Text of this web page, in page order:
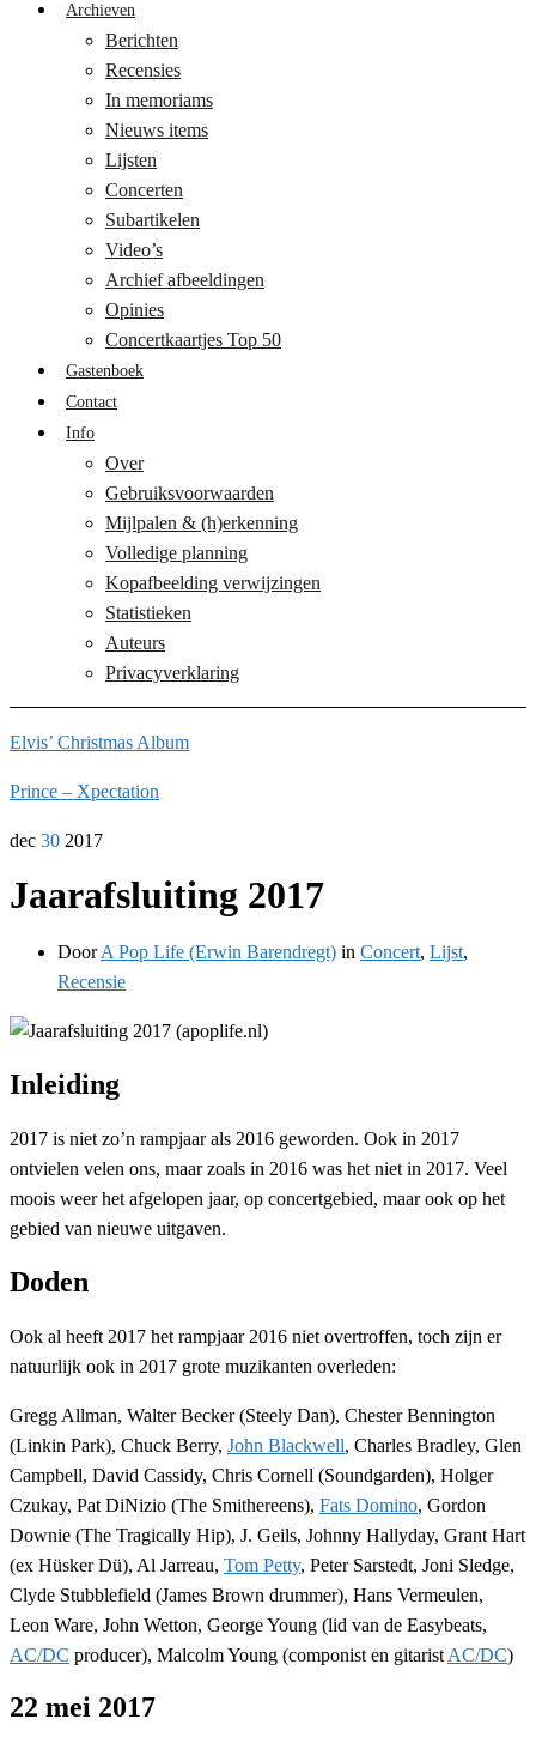
Archieven
Berichten
Recensies
In memoriams
Nieuws items
Lijsten
Concerten
Subartikelen
Video’s
Archief afbeeldingen
Opinies
Concertkaartjes Top 50
Gastenboek
Contact
Info
Over
Gebruiksvoorwaarden
Mijlpalen & (h)erkenning
Volledige planning
Kopafbeelding verwijzingen
Statistieken
Auteurs
Privacyverklaring
Elvis’ Christmas Album
Prince – Xpectation
dec 30 2017
Jaarafsluiting 2017
DoorA Pop Life (Erwin Barendregt) in Concert, Lijst,
Recensie
Inleiding
2017 is niet zo’n rampjaar als 2016 geworden. Ook in 2017
ontvielen velen ons, maar zoals in 2016 was het niet in 2017. Veel
moois weer het afgelopen jaar, op concertgebied, maar ook op het
gebied van nieuwe uitgaven.
Doden
Ook al heeft 2017 het rampjaar 2016 niet overtroffen, toch zijn er
natuurlijk ook in 2017 grote muzikanten overleden:
Gregg Allman, Walter Becker (Steely Dan), Chester Bennington
(Linkin Park), Chuck Berry, John Blackwell, Charles Bradley, Glen
Campbell, David Cassidy, Chris Cornell (Soundgarden), Holger
Czukay, Pat DiNizio (The Smithereens), Fats Domino, Gordon
Downie (The Tragically Hip), J. Geils, Johnny Hallyday, Grant Hart
(ex Hüsker Dü), Al Jarreau, Tom Petty, Peter Sarstedt, Joni Sledge,
Clyde Stubblefield (James Brown drummer), Hans Vermeulen,
Leon Ware, John Wetton, George Young (lid van de Easybeats,
AC/DC producer), Malcolm Young (componist en gitarist AC/DC)
22 mei 2017